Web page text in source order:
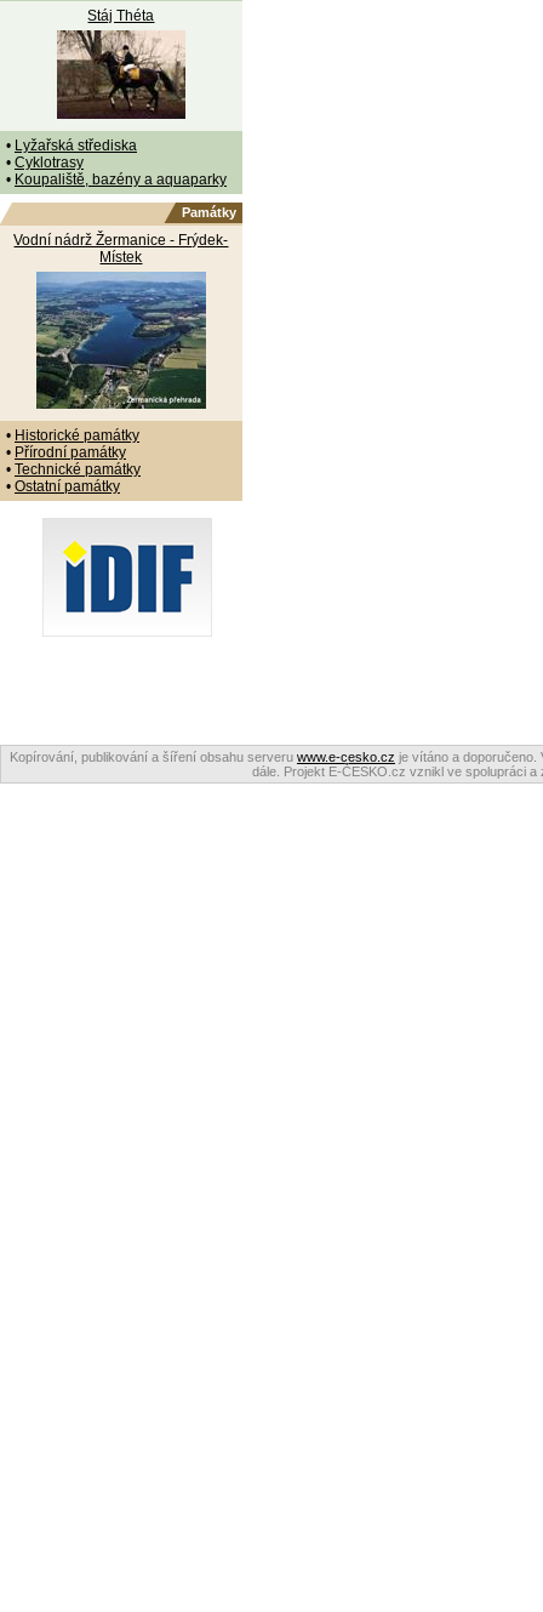
Stáj Théta
• Lyžařská střediska
• Cyklotrasy
• Koupaliště, bazény a aquaparky
Památky
Vodní nádrž Žermanice - Frýdek-
Místek
• Historické památky
• Přírodní památky
• Technické památky
• Ostatní památky
Kopírování, publikování a šíření obsahu serveru www.e-cesko.cz je vítáno a doporučeno.
dále. Projekt E-ČESKO.cz vznikl ve spolupráci